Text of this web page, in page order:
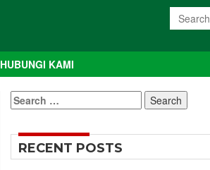
HUBUNGI KAMI
Search
for:
RECENT POSTS